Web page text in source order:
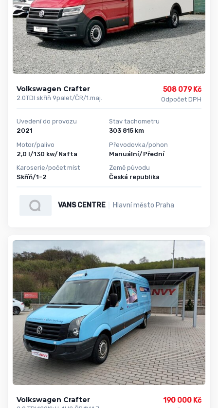
Volkswagen Crafter
2.0TDI skříň 9palet/ČR/1.maj.
508 079 Kč
Odpočet DPH
Uvedení do provozu
2021
Motor/palivo
2,0 l/130 kw/Nafta
Karoserie/počet míst
Skříň/1-2
Stav tachometru
303 815 km
Převodovka/pohon
Manuální/Přední
Země původu
Česká republika
VANS CENTRE Hlavní město Praha
Volkswagen Crafter 190 000 Kč